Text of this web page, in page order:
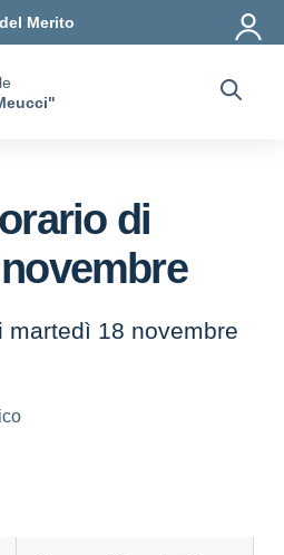
Merito
di
martedì 18 novembre